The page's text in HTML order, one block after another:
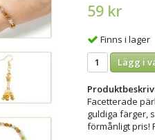
59 kr
Finns i lager
Lägg i
Facetterade
guldiga färger,
förmånligt pris!